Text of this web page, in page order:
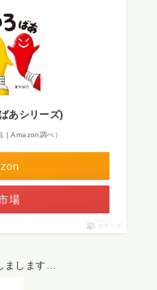
あシリーズ)
| Amazon調べ）
場
ポチップ
まします…